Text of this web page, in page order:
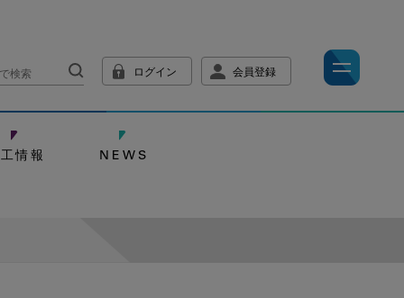
ログイン 会員登録
情報 NEWS